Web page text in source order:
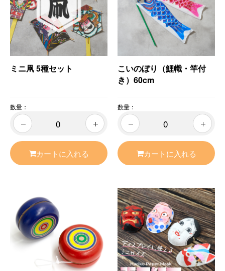
ミニ凧 5種セット
数量：
カートに入れる
こいのぼり（鯉幟・竿付
き）60cm
数量：
カートに入れる